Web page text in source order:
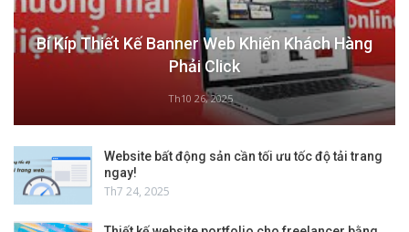
Bí Kíp Thiết Kế Banner Web Khiến Khách Hàng
Phải Click
Th10 26, 2025
Website bất động sản cần tối ưu tốc độ tải trang
ngay!
Th7 24, 2025